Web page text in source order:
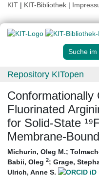
KIT | KIT-Bibliothek |
Suche im
Repository KITopen
Conformationally
Fluorinated
for Solid-State
Membrane-
Michurin, Oleg M.;
Babii, Oleg 2; Grage,
Ulrich, Anne S.